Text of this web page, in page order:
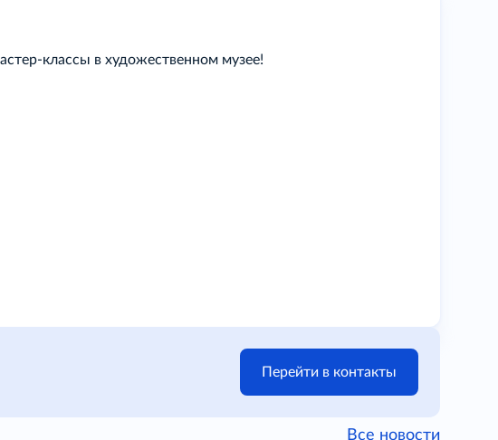
классы в художественном музее!
Перейти в контакты
Все новости